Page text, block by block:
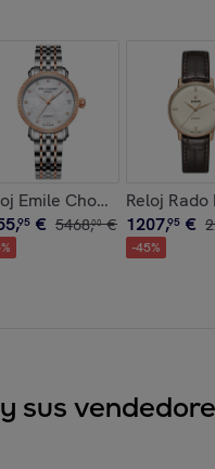
Automatico con
Hombre Analogico
Emile Chouriet
,95 € 5468,00 €
%
Reloj
1207,95 €
-45%
sus